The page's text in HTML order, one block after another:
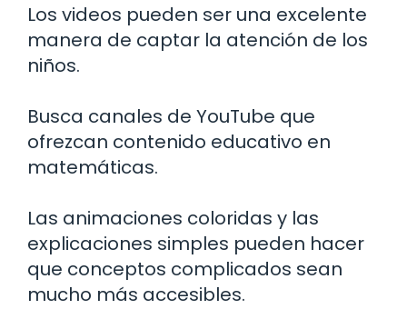
Los videos pueden ser una excelente
manera de captar la atención de los
niños.
Busca canales de YouTube que
ofrezcan contenido educativo en
matemáticas.
Las animaciones coloridas y las
explicaciones simples pueden hacer
que conceptos complicados sean
mucho más accesibles.